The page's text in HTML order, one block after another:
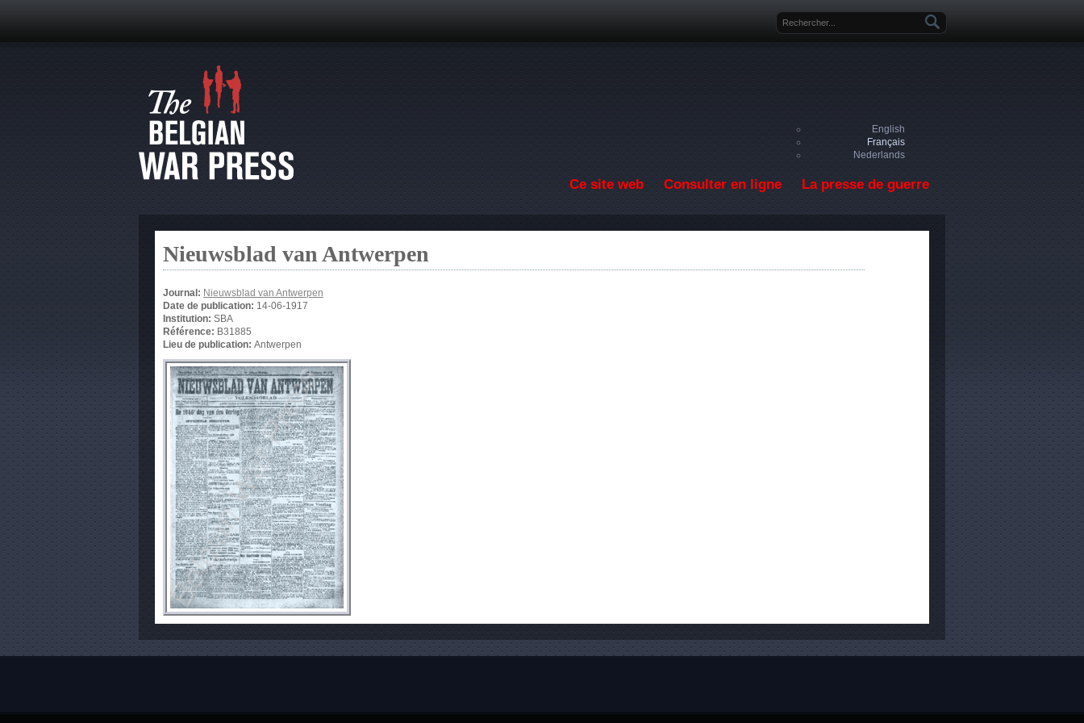
Formulaire de recherche
English
Français
Nederlands
Ce site web Consulter en ligne La presse de guerre
Nieuwsblad van Antwerpen
Journal: Nieuwsblad van Antwerpen
Date de publication: 14-06-1917
Institution: SBA
Référence: B31885
Lieu de publication: Antwerpen